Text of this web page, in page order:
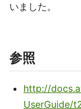
いました。
参照
http://
UserGuide/